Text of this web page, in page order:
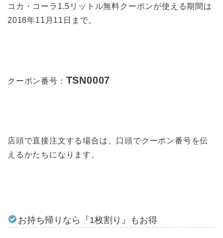
コカ・コーラ1.5リットル無料クーポンが使える期間は
2018年11月11日まで。
クーポン番号： TSN0007
店頭で直接注文する場合は、口頭でクーポン番号を伝
えるかたちになります。
お持ち帰りなら『1枚割り』もお得